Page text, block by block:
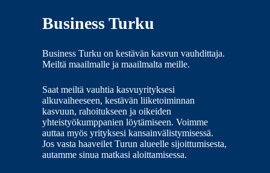
Business Turku
Business Turku on kestävän kasvun vauhdittaja.
Meiltä maailmalle ja maailmalta meille.
Saat meiltä vauhtia kasvuyrityksesi
alkuvaiheeseen, kestävän liiketoiminnan
kasvuun, rahoitukseen ja oikeiden
yhteistyökumppanien löytämiseen. Voimme
auttaa myös yrityksesi kansainvälistymisessä.
Jos vasta haaveilet Turun alueelle sijoittumisesta,
autamme sinua matkasi aloittamisessa.